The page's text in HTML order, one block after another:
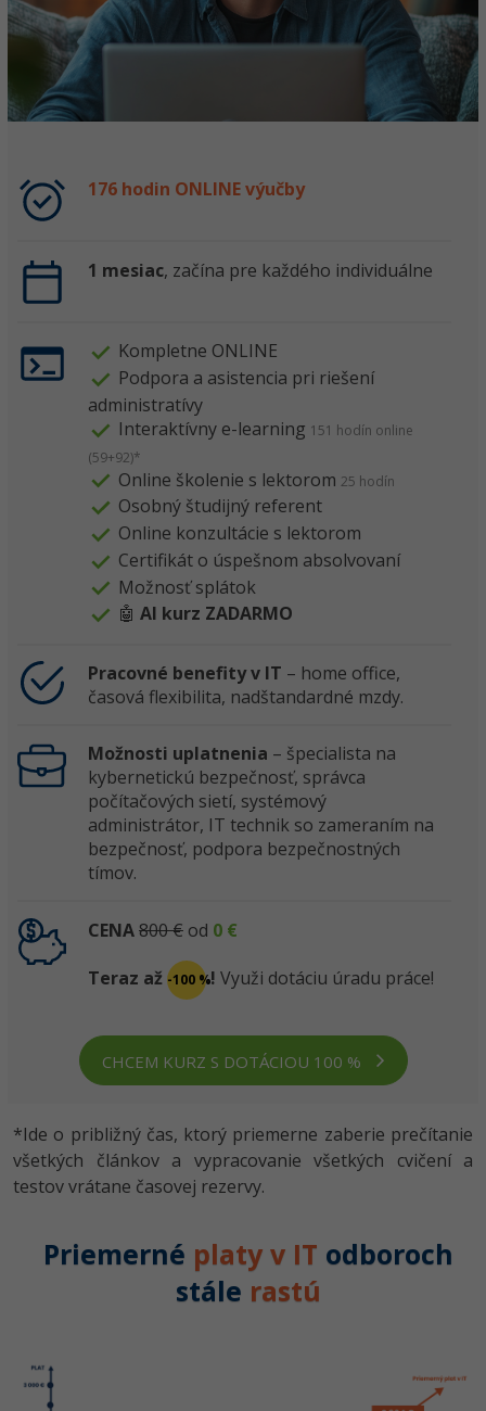
176 hodin ONLINE výučby
1 mesiac, začína pre každého individuálne
Kompletne ONLINE
Podpora a asistencia pri riešení
administratívy
Interaktívny e-learning 151 hodín online
(59+92)*
Online školenie s lektorom 25 hodín
Osobný študijný referent
Online konzultácie s lektorom
Certifikát o úspešnom absolvovaní
Možnosť splátok
🤖 AI kurz ZADARMO
Pracovné benefity v IT – home office,
časová flexibilita, nadštandardné mzdy.
Možnosti uplatnenia – špecialista na
kybernetickú bezpečnosť, správca
počítačových sietí, systémový
administrátor, IT technik so zameraním na
bezpečnosť, podpora bezpečnostných
tímov.
CENA800 €od 0 €
Teraz až -100 %! Využi dotáciu úradu práce!
CHCEM KURZ S DOTÁCIOU 100 %
*Ide o približný čas, ktorý priemerne zaberie prečítanie
všetkých článkov a vypracovanie všetkých cvičení a
testov vrátane časovej rezervy.
Priemerné platy v IT odboroch
stále rastú